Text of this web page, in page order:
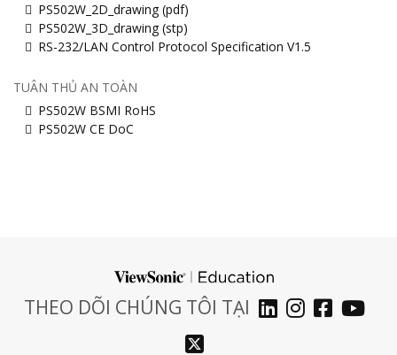
PS502W_2D_drawing (pdf)
PS502W_3D_drawing (stp)
RS-232/LAN Control Protocol Specification V1.5
TUÂN THỦ AN TOÀN
PS502W BSMI RoHS
PS502W CE DoC
THEO DÕI CHÚNG TÔI TẠI